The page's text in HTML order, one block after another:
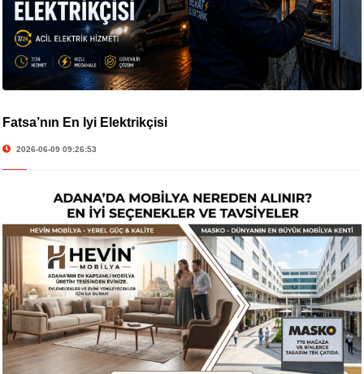
Fatsa’nın En İyi Elektrikçisi
2026-06-09 09:26:53